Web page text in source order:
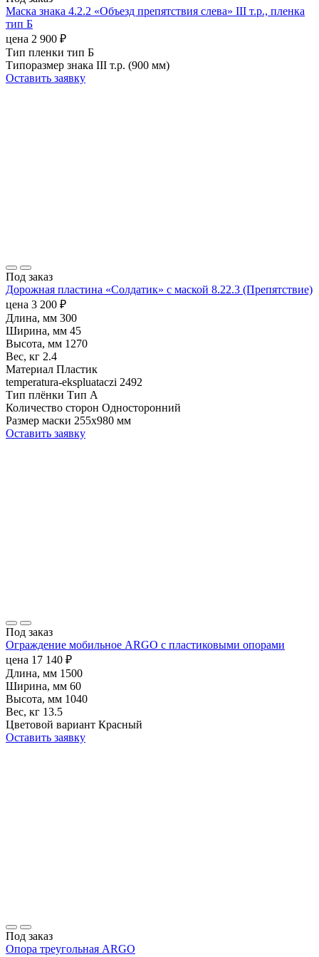
Маска знака 4.2.2 «Объезд препятствия слева» III т.р., пленка
тип Б
цена 2 900 ₽
Тип пленки тип Б
Типоразмер знака III т.р. (900 мм)
Оставить заявку
Под заказ
Дорожная пластина «Солдатик» с маской 8.22.3 (Препятствие)
цена 3 200 ₽
Длина, мм 300
Ширина, мм 45
Высота, мм 1270
Вес, кг 2.4
Материал Пластик
temperatura-ekspluataczi 2492
Тип плёнки Тип А
Количество сторон Односторонний
Размер маски 255х980 мм
Оставить заявку
Под заказ
Ограждение мобильное ARGO с пластиковыми опорами
цена 17 140 ₽
Длина, мм 1500
Ширина, мм 60
Высота, мм 1040
Вес, кг 13.5
Цветовой вариант Красный
Оставить заявку
Под заказ
Опора треугольная ARGO